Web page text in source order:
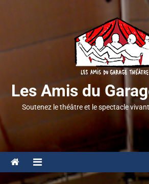
Les Amis du
Soutenez le théâtre et le spectacle